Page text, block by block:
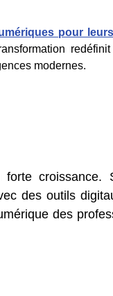
pour
modernes.
forte
des outils
des